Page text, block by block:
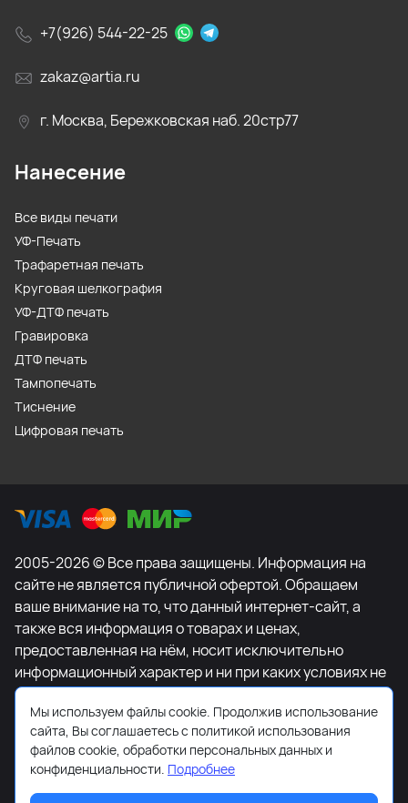
+7(926) 544-22-25
zakaz@artia.ru
г. Москва, Бережковская наб. 20стр77
Нанесение
Все виды печати
УФ-Печать
Трафаретная печать
Круговая шелкография
УФ-ДТФ печать
Гравировка
ДТФ печать
Тампопечать
Тиснение
Цифровая печать
2005-2026 © Все права защищены. Информация на
сайте не является публичной офертой. Обращаем
ваше внимание на то, что данный интернет-сайт, а
также вся информация о товарах и ценах,
предоставленная на нём, носит исключительно
информационный характер и ни при каких условиях не
является публичной офертой, определяемой
положениями Статьи 437 Гражданского кодекса
Российской Федерации. Для получения подробной
информации о наличии и стоимости указанных
товаров и (или) услуг, пожалуйста, обращайтесь к
Мы используем файлы cookie. Продолжив использование
сайта, Вы соглашаетесь с политикой использования
файлов cookie, обработки персональных данных и
конфиденциальности. Подробнее